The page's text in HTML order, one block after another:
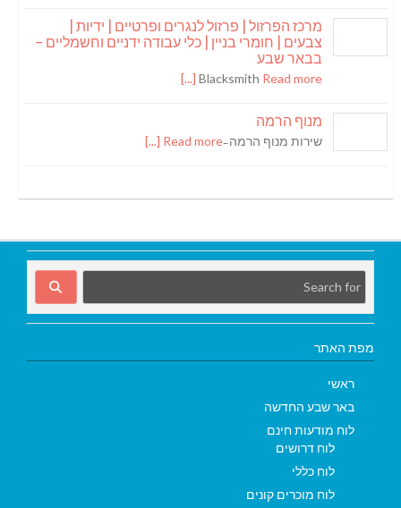
מרכז הפרזול | פרזול לנגרים ופרטיים | ידיות |
צבעים | חומרי בניין | כלי עבודה ידניים וחשמליים –
בבאר שבע
Blacksmith Read more [...]
מנוף הרמה
שירות מנוף הרמה ̵Read more [...]
מפת האתר
ראשי
באר שבע החדשה
לוח מודעות חינם
לוח דרושים
לוח כללי
לוח מוכרים קונים